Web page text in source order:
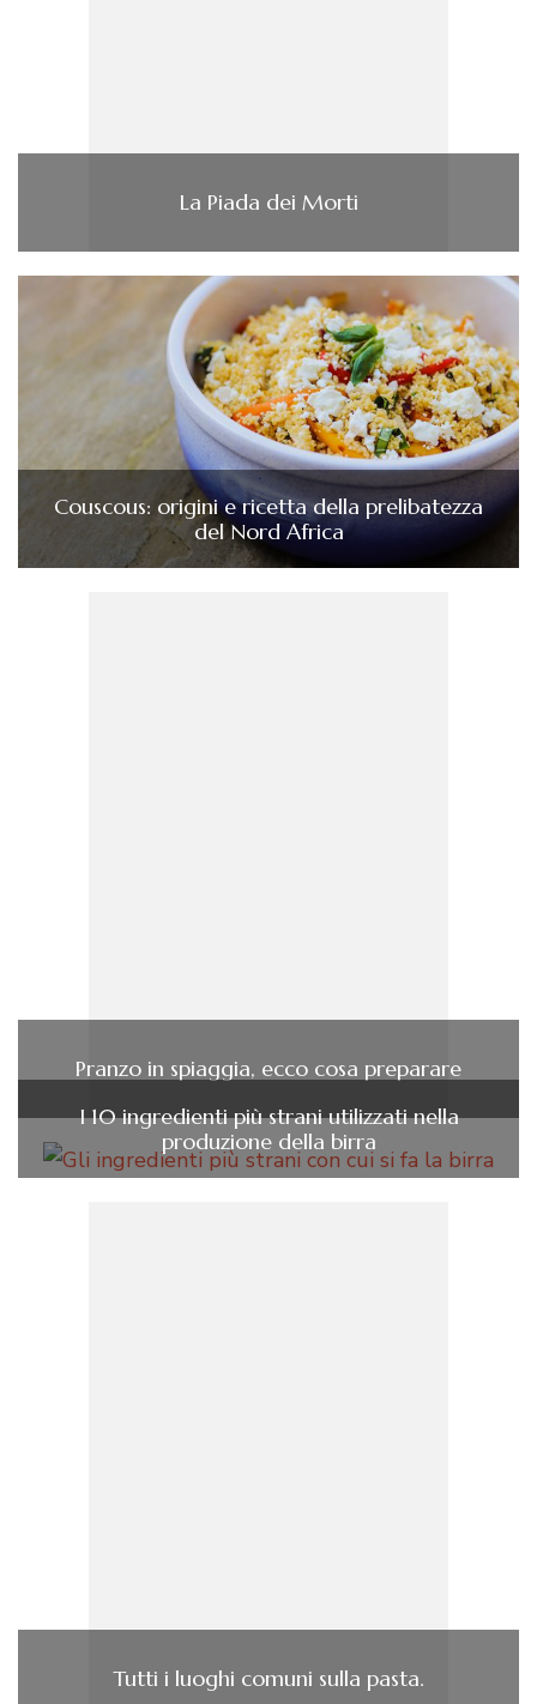
La Piada dei Morti
Couscous: origini e ricetta della prelibatezza
del Nord Africa
Pranzo in spiaggia, ecco cosa preparare
I 10 ingredienti più strani utilizzati nella
produzione della birra
Tutti i luoghi comuni sulla pasta.